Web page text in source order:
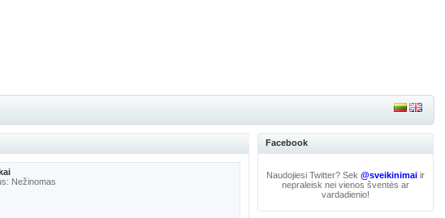
Nežinomas
Facebook
Naudojiesi Twitter? Sek@sveikinimai ir
nepraleisk nei vienos šventės ar
vardadienio!